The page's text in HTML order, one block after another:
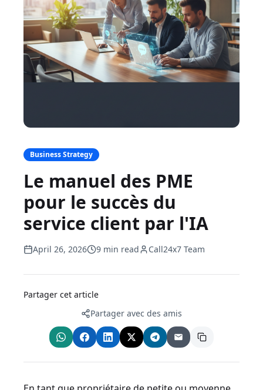
Business Strategy
Le manuel des PME
pour le succès du
service client par l'IA
April 26, 2026 9 min read Call24x7 Team
Partager cet article
Partager avec des amis